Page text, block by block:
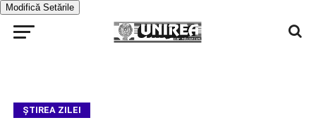
Modifică Setările
ŞTIREA ZILEI